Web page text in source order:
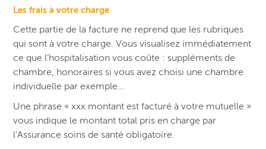
Les frais à votre charge
Cette partie de la facture ne reprend que les rubriques
qui sont à votre charge. Vous visualisez immédiatement
ce que l’hospitalisation vous coûte : suppléments de
chambre, honoraires si vous avez choisi une chambre
individuelle par exemple…
Une phrase « xxx montant est facturé à votre mutuelle »
vous indique le montant total pris en charge par
l’Assurance soins de santé obligatoire.